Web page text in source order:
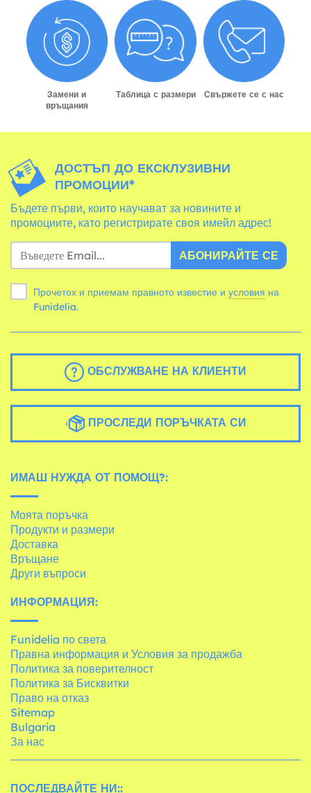
Замени и
връщания
Таблица с размери Свържете се с нас
ДОСТЪП ДО ЕКСКЛУЗИВНИ
ПРОМОЦИИ*
Бъдете първи, които научават за новините и
промоциите, като регистрирате своя имейл адрес!
АБОНИРАЙТЕ СЕ
Прочетох и приемам правното известие и условия
Funidelia.
ОБСЛУЖВАНЕ НА КЛИЕНТИ
ПРОСЛЕДИ ПОРЪЧКАТА СИ
ИМАШ НУЖДА ОТ ПОМОЩ?:
Моята поръчка
Продукти и размери
Доставка
Връщане
Други въпроси
ИНФОРМАЦИЯ:
Funidelia по света
Правна информация и Условия за продажба
Политика за поверителност
Политика за Бисквитки
Право на отказ
Sitemap
Bulgaria
За нас
ПОСЛЕДВАЙТЕ НИ::